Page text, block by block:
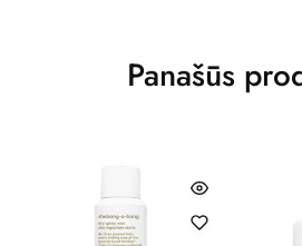
Panašūs